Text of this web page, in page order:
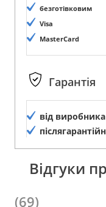
безготівковим
Visa
MasterCard
Гарантія
від виробника
Відгуки
(69)